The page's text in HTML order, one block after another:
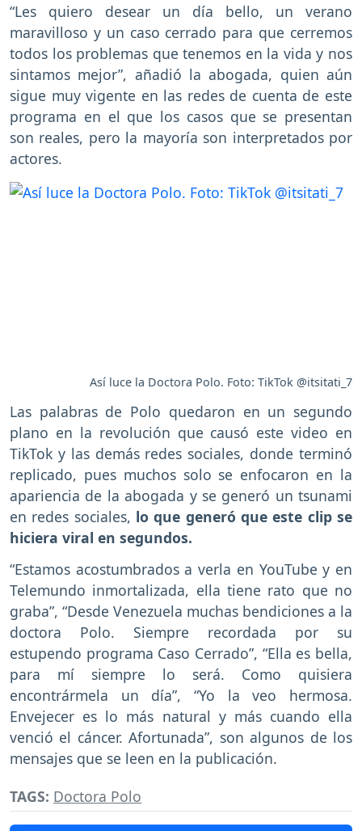
“Les quiero desear un día bello, un verano
maravilloso y un caso cerrado para que cerremos
todos los problemas que tenemos en la vida y nos
sintamos mejor”, añadió la abogada, quien aún
sigue muy vigente en las redes de cuenta de este
programa en el que los casos que se presentan
son reales, pero la mayoría son interpretados por
actores.
Así luce la Doctora Polo. Foto: TikTok @itsitati_7
Las palabras de Polo quedaron en un segundo
plano en la revolución que causó este video en
TikTok y las demás redes sociales, donde terminó
replicado, pues muchos solo se enfocaron en la
apariencia de la abogada y se generó un tsunami
en redes sociales, lo que generó que este clip se
hiciera viral en segundos.
“Estamos acostumbrados a verla en YouTube y en
Telemundo inmortalizada, ella tiene rato que no
graba”, “Desde Venezuela muchas bendiciones a la
doctora Polo. Siempre recordada por su
estupendo programa Caso Cerrado”, “Ella es bella,
para mí siempre lo será. Como quisiera
encontrármela un día”, “Yo la veo hermosa.
Envejecer es lo más natural y más cuando ella
venció el cáncer. Afortunada”, son algunos de los
mensajes que se leen en la publicación.
TAGS: Doctora Polo